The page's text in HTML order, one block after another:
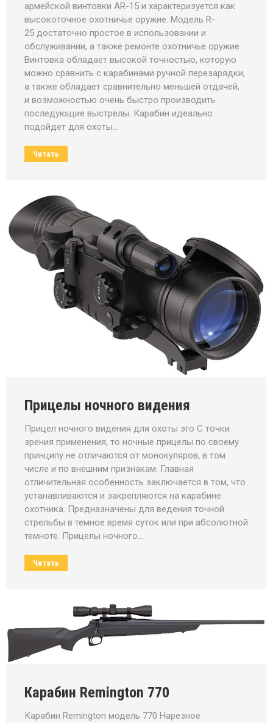
армейской винтовки AR-15 и характеризуется как
высокоточное охотничье оружие. Модель R-
25 достаточно простое в использовании и
обслуживании, а также ремонте охотничье оружие.
Винтовка обладает высокой точностью, которую
можно сравнить с карабинами ручной перезарядки,
а также обладает сравнительно меньшей отдачей,
и возможностью очень быстро производить
последующие выстрелы. Карабин идеально
подойдет для охоты…
Читать
Прицелы ночного видения
Прицел ночного видения для охоты это С точки
зрения применения, то ночные прицелы по своему
принципу не отличаются от монокуляров, в том
числе и по внешним признакам. Главная
отличительная особенность заключается в том, что
устанавливаются и закрепляются на карабине
охотника. Предназначены для ведения точной
стрельбы в темное время суток или при абсолютной
темноте. Прицелы ночного…
Читать
Карабин Remington 770
Карабин Remington модель 770 Нарезное